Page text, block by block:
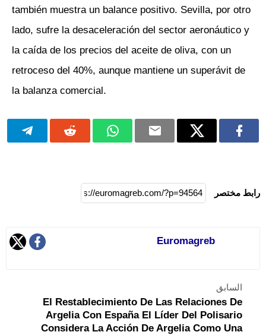
también muestra un balance positivo. Sevilla, por otro
lado, sufre la desaceleración del sector aeronáutico y
la caída de los precios del aceite de oliva, con un
retroceso del 40%, aunque mantiene un superávit de
la balanza comercial.
رابط مختصر
Euromagreb
السابق
El Restablecimiento De Las Relaciones De
Argelia Con España El Líder Del Polisario
Considera La Acción De Argelia Como Una